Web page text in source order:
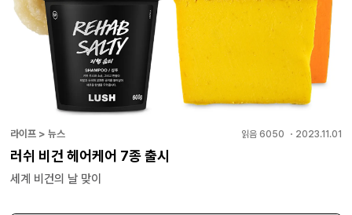
라이프 > 뉴스 읽음 6050 ・ 2023.11.01
러쉬 비건 헤어케어 7종 출시
세계 비건의 날 맞이